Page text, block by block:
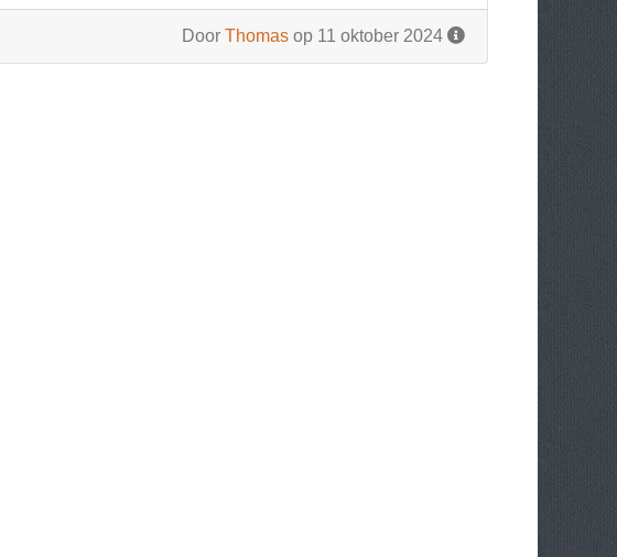
Door Thomas op 11 oktober 2024